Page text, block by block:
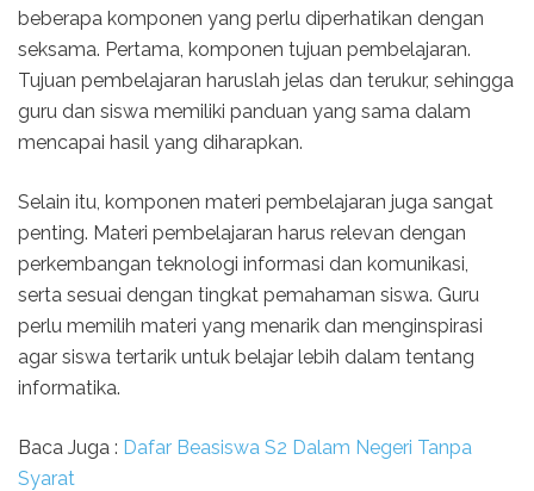
beberapa komponen yang perlu diperhatikan dengan
seksama. Pertama, komponen tujuan pembelajaran.
Tujuan pembelajaran haruslah jelas dan terukur, sehingga
guru dan siswa memiliki panduan yang sama dalam
mencapai hasil yang diharapkan.
Selain itu, komponen materi pembelajaran juga sangat
penting. Materi pembelajaran harus relevan dengan
perkembangan teknologi informasi dan komunikasi,
serta sesuai dengan tingkat pemahaman siswa. Guru
perlu memilih materi yang menarik dan menginspirasi
agar siswa tertarik untuk belajar lebih dalam tentang
informatika.
Baca Juga : Dafar Beasiswa S2 Dalam Negeri Tanpa
Syarat